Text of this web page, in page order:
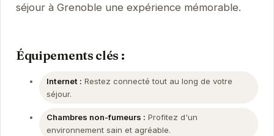
séjour à Grenoble une expérience mémorable.
Équipements clés :
Internet : Restez connecté tout au long de votre
séjour.
Chambres non-fumeurs : Profitez d'un
environnement sain et agréable.